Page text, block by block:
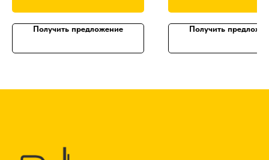
Получить предложение Получить